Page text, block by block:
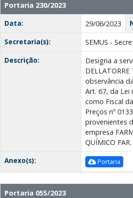
Portaria 230/2023
Data:
29/06/2023
Secretaria(s):
SEMUS -
Descrição:
Designa a
observância
Art. 67, da Lei
como Fiscal
Preços nº
provenientes
empresa
QUÍMICO
Anexo(s):
Portaria
Portaria 055/2023